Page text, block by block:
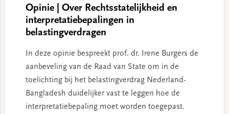
Opinie | Over Rechtsstatelijkheid en
interpretatiebepalingen in
belastingverdragen
In deze opinie bespreekt prof. dr. Irene Burgers de
aanbeveling van de Raad van State om in de
toelichting bij het belastingverdrag Nederland-
Bangladesh duidelijker vast te leggen hoe de
interpretatiebepaling moet worden toegepast.